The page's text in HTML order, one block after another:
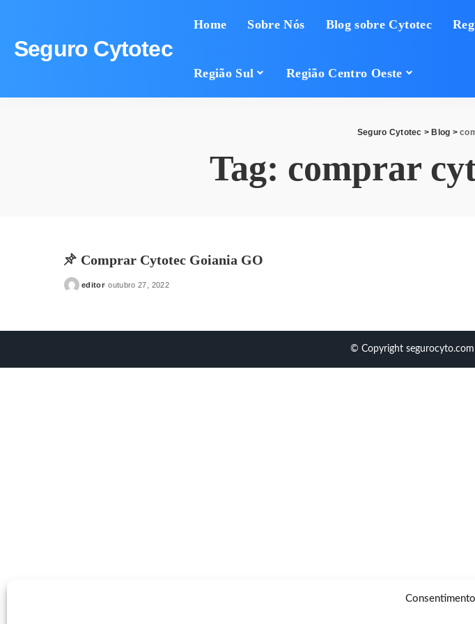
Seguro Cytotec
Home Sobre Nós Blog sobre Cytotec
Região Sul Região Centro Oeste
Seguro Cytotec > Blog >
Tag: comprar
Comprar Cytotec Goiania GO
Posted
editor outubro 27, 2022
© Copyright segurocyto.com